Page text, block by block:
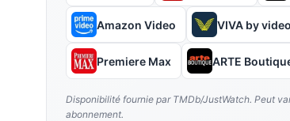
Amazon Video VIVA by
Premiere Max ARTE
Disponibilité fournie par TMDb/JustWatch. Peut
abonnement.